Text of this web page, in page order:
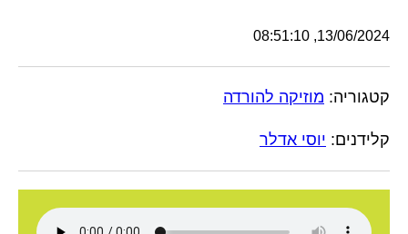
13/06/2024, 08:51:10
קטגוריה: מוזיקה להורדה
קלידנים: יוסי אדלר